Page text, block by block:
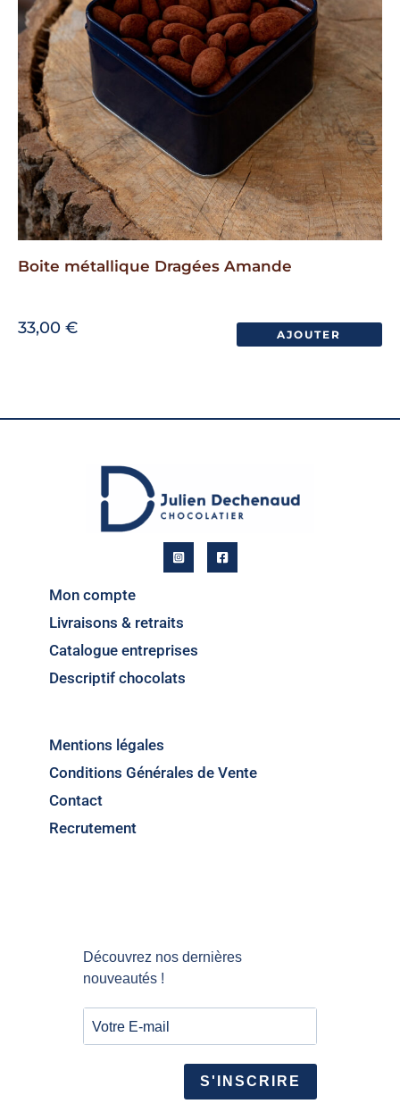
Boite métallique Dragées Amande
33,00 € AJOUTER
Mon compte
Livraisons & retraits
Catalogue entreprises
Descriptif chocolats
Mentions légales
Conditions Générales de Vente
Contact
Recrutement
Découvrez nos dernières
nouveautés !
S'INSCRIRE